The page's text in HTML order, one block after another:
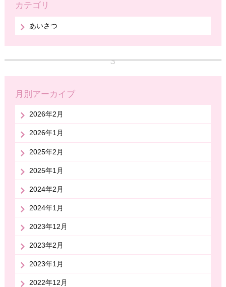
カテゴリ
あいさつ
月別アーカイブ
2026年2月
2026年1月
2025年2月
2025年1月
2024年2月
2024年1月
2023年12月
2023年2月
2023年1月
2022年12月